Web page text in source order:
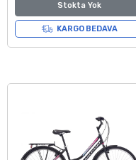
Stokta Yok
KARGO BEDAVA